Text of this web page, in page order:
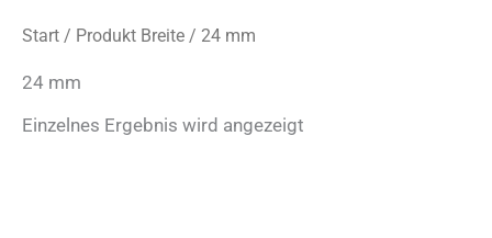
Start / Produkt Breite / 24 mm
24 mm
Einzelnes Ergebnis wird angezeigt